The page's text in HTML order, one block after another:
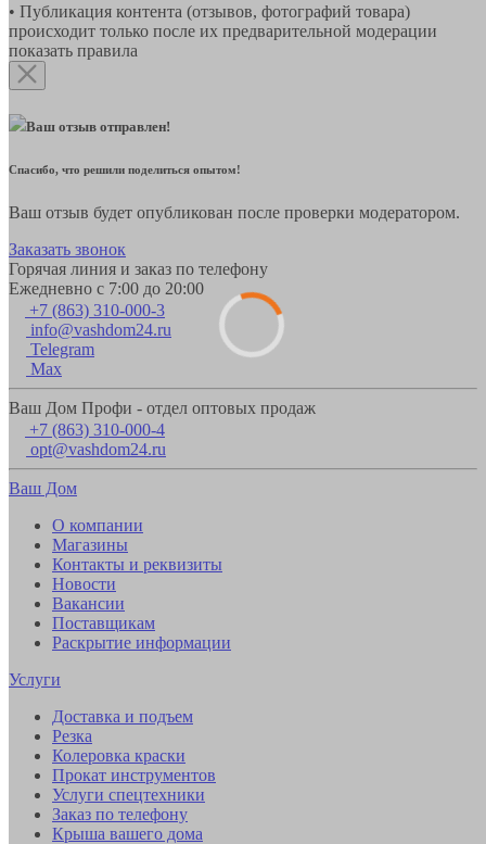
• Публикация контента (отзывов, фотографий товара)
происходит только после их предварительной модерации
показать правила
Ваш отзыв отправлен!
Спасибо, что решили поделиться опытом!
Ваш отзыв будет опубликован после проверки модератором.
Заказать звонок
Горячая линия и заказ по телефону
Ежедневно с 7:00 до 20:00
+7 (863) 310-000-3
info@vashdom24.ru
Telegram
Max
Ваш Дом Профи - отдел оптовых продаж
+7 (863) 310-000-4
opt@vashdom24.ru
Ваш Дом
О компании
Магазины
Контакты и реквизиты
Новости
Вакансии
Поставщикам
Раскрытие информации
Услуги
Доставка и подъем
Резка
Колеровка краски
Прокат инструментов
Услуги спецтехники
Заказ по телефону
Крыша вашего дома